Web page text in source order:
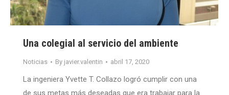
Una colegial al servicio del ambiente
Noticias By javier.valentin abril 17, 2020
La ingeniera Yvette T. Collazo logró cumplir con una
de sus metas más deseadas que era trabajar para la